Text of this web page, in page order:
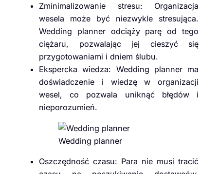
Zminimalizowanie stresu: Organizacja
wesela może być niezwykle stresująca.
Wedding planner odciąży parę od tego
ciężaru, pozwalając jej cieszyć się
przygotowaniami i dniem ślubu.
Ekspercka wiedza: Wedding planner ma
doświadczenie i wiedzę w organizacji
wesel, co pozwala uniknąć błędów i
nieporozumień.
Wedding planner
Oszczędność czasu: Para nie musi tracić